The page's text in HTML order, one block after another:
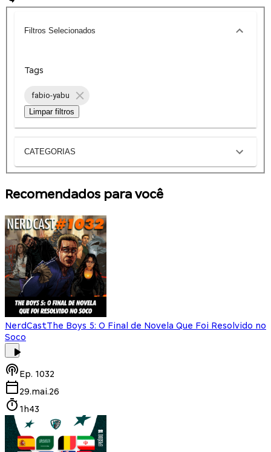
Filtros Selecionados
Tags
fabio-yabu
Limpar filtros
CATEGORIAS
Recomendados para você
NerdCastThe Boys 5: O Final de Novela Que Foi Resolvido no
Soco
Ep. 1032
29.mai.26
1h43